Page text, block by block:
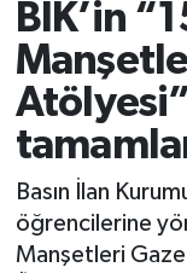
BİK’in
Basın İlan
öğrencilerine
Manşetleri
Süper Lig
Tüm
Son Dakika
Haber Arşivi